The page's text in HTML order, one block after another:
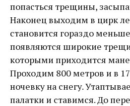
попасться трещины,
Наконец выходим в цирк
становится гораздо
появляются широкие
которыми приходится
Проходим 800 метров и в
ночевку на снегу.
палатки и ставимся. До